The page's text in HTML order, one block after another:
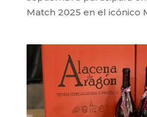
Match 2025 en el icónico